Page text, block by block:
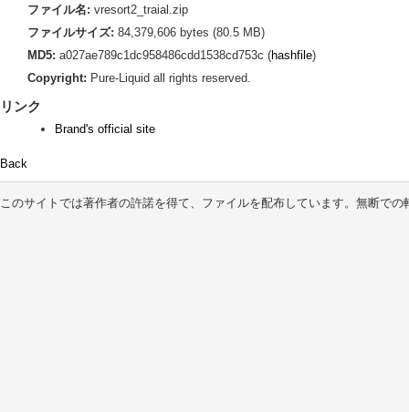
ファイル名: vresort2_traial.zip
ファイルサイズ: 84,379,606 bytes (80.5 MB)
MD5: a027ae789c1dc958486cdd1538cd753c (hashfile)
Copyright: Pure-Liquid all rights reserved.
リンク
Brand's official site
Back
このサイトでは著作者の許諾を得て、ファイルを配布しています。無断での